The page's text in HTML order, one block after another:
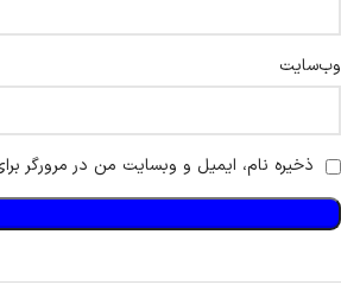
وب‌سایت
ذخیره نام، ایمیل و وبسایت من در مرورگر